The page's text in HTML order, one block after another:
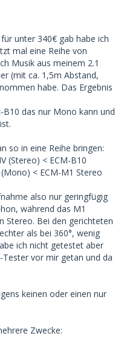
unter 340€ gab habe ich
mal eine Reihe von
Musik aus meinem 2.1
(mit ca. 1,5m Abstand,
habe. Das Ergebnis
B10 das nur Mono kann und
so in eine Reihe bringen:
(Stereo) < ECM-B10
< ECM-M1 Stereo
also nur geringfügig
während das M1
Stereo. Bei den gerichteten
als bei 360°, wenig
ich nicht getestet aber
vor mir getan und da
keinen oder einen nur
Zwecke: